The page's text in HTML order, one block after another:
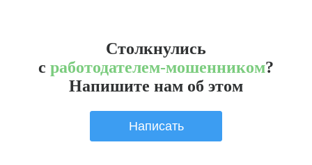
Столкнулись
с работодателем-мошенником?
Напишите нам об этом
Написать